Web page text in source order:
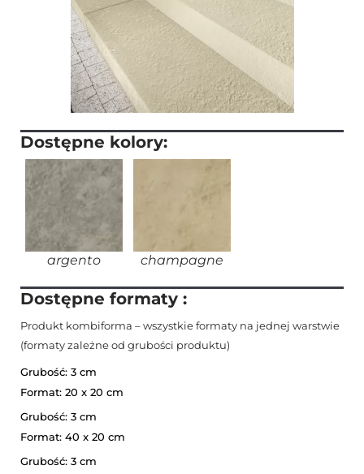
Dostępne kolory:
argento champagne
Dostępne formaty :
Produkt kombiforma – wszystkie formaty na jednej warstwie
(formaty zależne od grubości produktu)
Grubość: 3 cm
Format: 20 x 20 cm
Grubość: 3 cm
Format: 40 x 20 cm
Grubość: 3 cm